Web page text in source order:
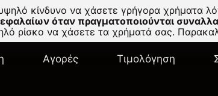
κίνδυνο να χάσετε γρήγορα χρήματα
όταν πραγματοποιούνται
ρίσκο να χάσετε τα χρήματά σας.
Αγορές Τιμολόγηση